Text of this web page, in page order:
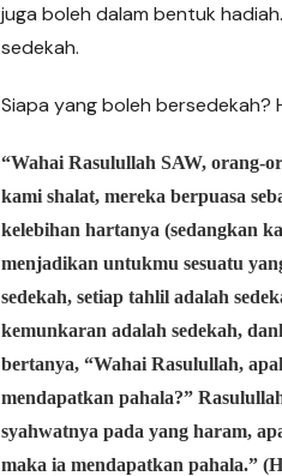
juga boleh dalam bentuk
sedekah.
Siapa yang boleh bersedekah?
“Wahai Rasulullah SAW, orang-
kami shalat, mereka berpuasa
kelebihan hartanya (sedangkan
menjadikan untukmu sesuatu
sedekah, setiap tahlil adalah
kemunkaran adalah sedekah, dan
bertanya, “Wahai Rasulullah,
mendapatkan pahala?”
syahwatnya pada yang haram,
maka ia mendapatkan pahala.”